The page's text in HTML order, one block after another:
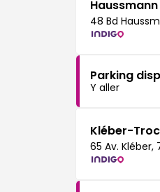
48 Bd
Parking
Y aller
Kléber-
65 Av. Kléber,